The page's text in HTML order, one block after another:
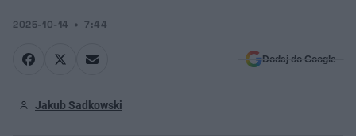
2025-10-14 7:44
Dodaj do Google
Jakub Sadkowski